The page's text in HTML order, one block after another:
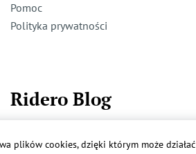
Pomoc
Polityka prywatności
Ridero Blog
Więcej
plików cookies, dzięki którym może działać